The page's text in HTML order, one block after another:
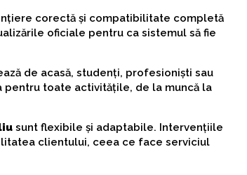
corectă și compatibilitate completă
oficiale pentru ca sistemul să fie
de acasă, studenți, profesioniști sau
pentru toate activitățile, de la muncă la
sunt flexibile și adaptabile. Intervențiile
clientului, ceea ce face serviciul